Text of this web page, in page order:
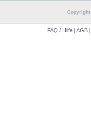
FAQ / Hilfe | AGB